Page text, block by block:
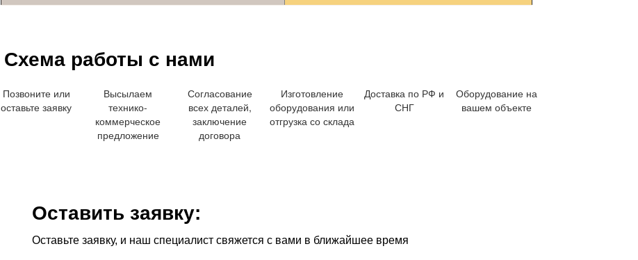
Схема работы с нами
Позвоните или
оставьте заявку
Высылаем
технико-
коммерческое
предложение
Согласование
всех деталей,
заключение
договора
Изготовление
оборудования или
отгрузка со склада
Доставка по РФ и
СНГ
Оборудование на
вашем объекте
Оставить заявку:
Оставьте заявку, и наш специалист свяжется с вами в ближайшее время